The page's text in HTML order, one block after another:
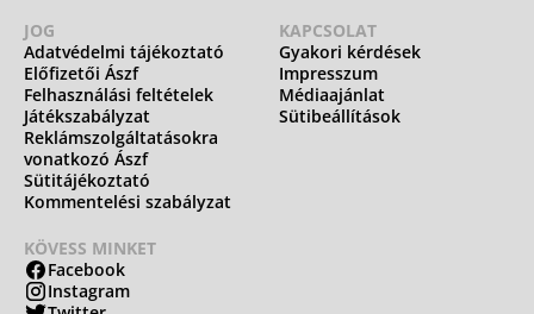
JOG
Adatvédelmi tájékoztató
Előfizetői Ászf
Felhasználási feltételek
Játékszabályzat
Reklámszolgáltatásokra
vonatkozó Ászf
Sütitájékoztató
Kommentelési szabályzat
KAPCSOLAT
Gyakori kérdések
Impresszum
Médiaajánlat
Sütibeállítások
KÖVESS MINKET
Facebook
Instagram